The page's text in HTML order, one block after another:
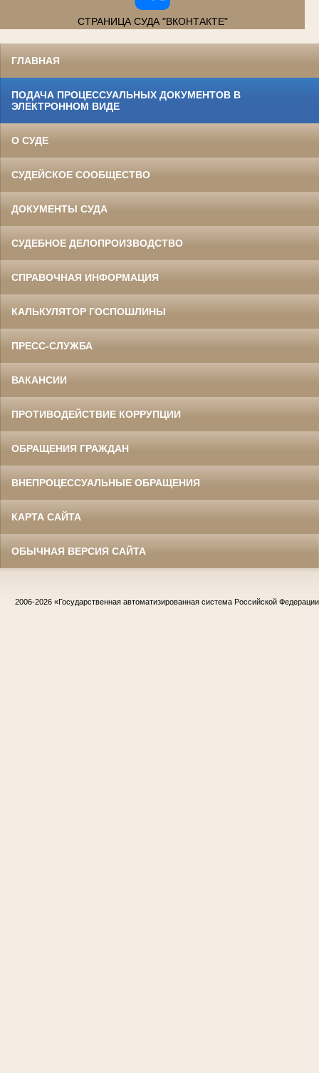
СТРАНИЦА СУДА "ВКОНТАКТЕ"
ГЛАВНАЯ
ПОДАЧА ПРОЦЕССУАЛЬНЫХ ДОКУМЕНТОВ В
ЭЛЕКТРОННОМ ВИДЕ
О СУДЕ
СУДЕЙСКОЕ СООБЩЕСТВО
ДОКУМЕНТЫ СУДА
СУДЕБНОЕ ДЕЛОПРОИЗВОДСТВО
СПРАВОЧНАЯ ИНФОРМАЦИЯ
КАЛЬКУЛЯТОР ГОСПОШЛИНЫ
ПРЕСС-СЛУЖБА
ВАКАНСИИ
ПРОТИВОДЕЙСТВИЕ КОРРУПЦИИ
ОБРАЩЕНИЯ ГРАЖДАН
ВНЕПРОЦЕССУАЛЬНЫЕ ОБРАЩЕНИЯ
КАРТА САЙТА
ОБЫЧНАЯ ВЕРСИЯ САЙТА
2006-2026 «Государственная автоматизированная система Российской